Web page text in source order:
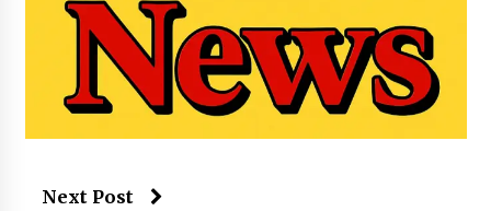
Next Post